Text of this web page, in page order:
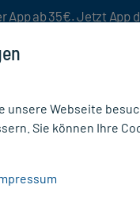
App ab 35€. Jetzt App
unsere Webseite
Sie können Ihre